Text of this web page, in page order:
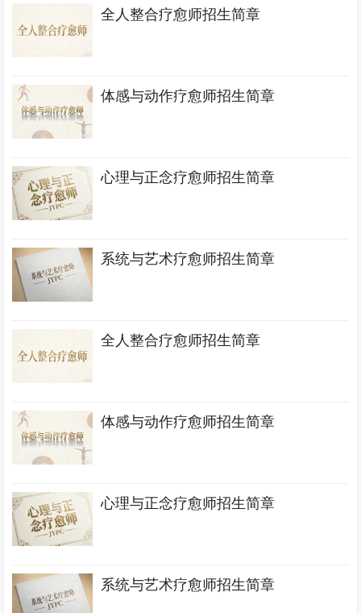
全人整合疗愈师招生简章
体感与动作疗愈师招生简章
心理与正念疗愈师招生简章
系统与艺术疗愈师招生简章
全人整合疗愈师招生简章
体感与动作疗愈师招生简章
心理与正念疗愈师招生简章
系统与艺术疗愈师招生简章